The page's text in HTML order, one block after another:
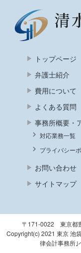
トップページ
弁護士紹介
費用について
よくある質問
事務所概要・
対応業務一覧
プライバシー
お問い合わせ
サイトマップ
〒171-0022 東京都
Copyright(c) 2021 東京 池
律会計事務所